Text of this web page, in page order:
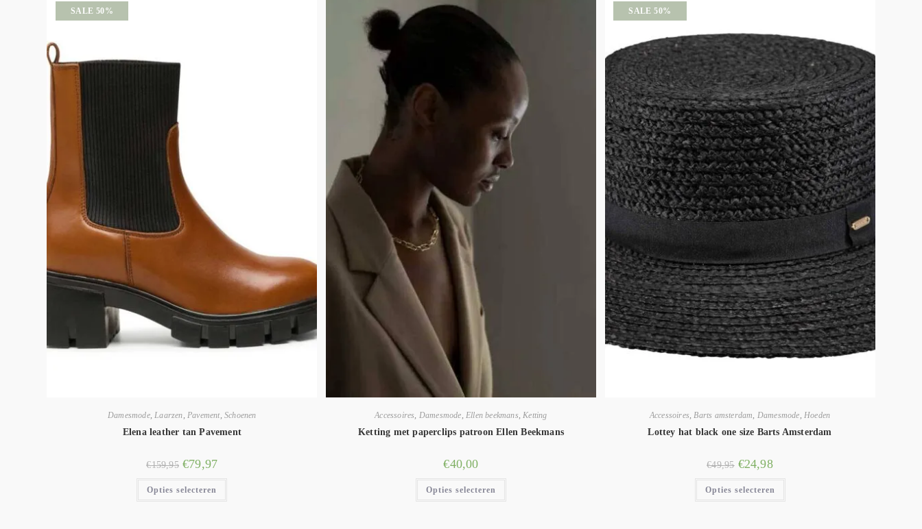
SALE 50%
Damesmode,Laarzen,Pavement,Schoenen
Elena leather tan Pavement
€159,95 €79,97
Opties selecteren
Accessoires, Damesmode,Ellen beekmans,Ketting
Ketting met paperclips patroon Ellen Beekmans
€40,00
Opties selecteren
SALE 50%
Accessoires,Barts amsterdam, Damesmode,Hoeden
Lottey hat black one size Barts Amsterdam
€49,95 €24,98
Opties selecteren